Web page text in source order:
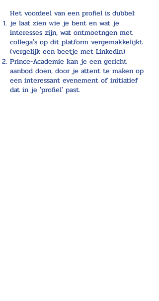
Het voordeel van een profiel is dubbel:
je laat zien wie je bent en wat je
interesses zijn, wat ontmoetngen met
collega's op dit platform vergemakkelijkt
(vergelijk een beetje met Linkedin)
Prince-Academie kan je een gericht
aanbod doen, door je attent te maken op
een interessant evenement of initiatief
dat in je 'profiel' past.